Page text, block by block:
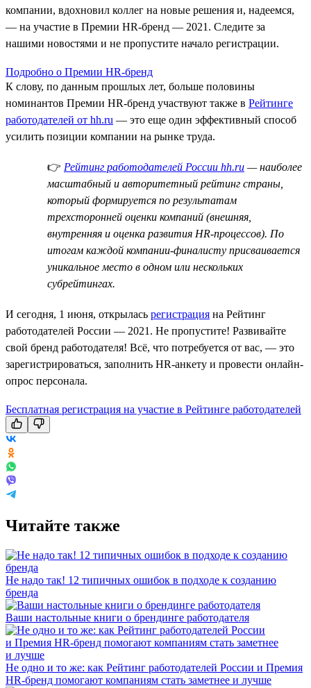
компании, вдохновил коллег на новые решения и, надеемся,
— на участие в Премии HR-бренд — 2021. Следите за
нашими новостями и не пропустите начало регистрации.
Подробно о Премии HR-бренд
К слову, по данным прошлых лет, больше половины
номинантов Премии HR-бренд участвуют также в Рейтинге
работодателей от hh.ru — это еще один эффективный способ
усилить позиции компании на рынке труда.
👉 Рейтинг работодателей России hh.ru — наиболее
масштабный и авторитетный рейтинг страны,
который формируется по результатам
трехсторонней оценки компаний (внешняя,
внутренняя и оценка развития HR-процессов). По
итогам каждой компании-финалисту присваивается
уникальное место в одном или нескольких
субрейтингах.
И сегодня, 1 июня, открылась регистрация на Рейтинг
работодателей России — 2021. Не пропустите! Развивайте
свой бренд работодателя! Всё, что потребуется от вас, — это
зарегистрироваться, заполнить HR-анкету и провести онлайн-
опрос персонала.
Бесплатная регистрация на участие в Рейтинге работодателей
Читайте также
Не надо так! 12 типичных ошибок в подходе к созданию
бренда
Ваши настольные книги о брендинге работодателя
Не одно и то же: как Рейтинг работодателей России и Премия
HR-бренд помогают компаниям стать заметнее и лучше